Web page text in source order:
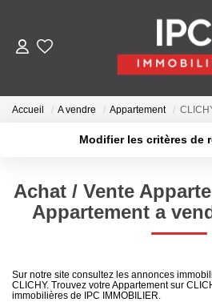
LES
Accueil A vendre Appartement
Modifier les critères de
Sélectionnez...
Type de bien
Créer une alerte
Achat / Vente
Appartement a
Sur notre site consultez les annonces
CLICHY. Trouvez votre Appartement sur
immobilières de IPC IMMOBILIER.